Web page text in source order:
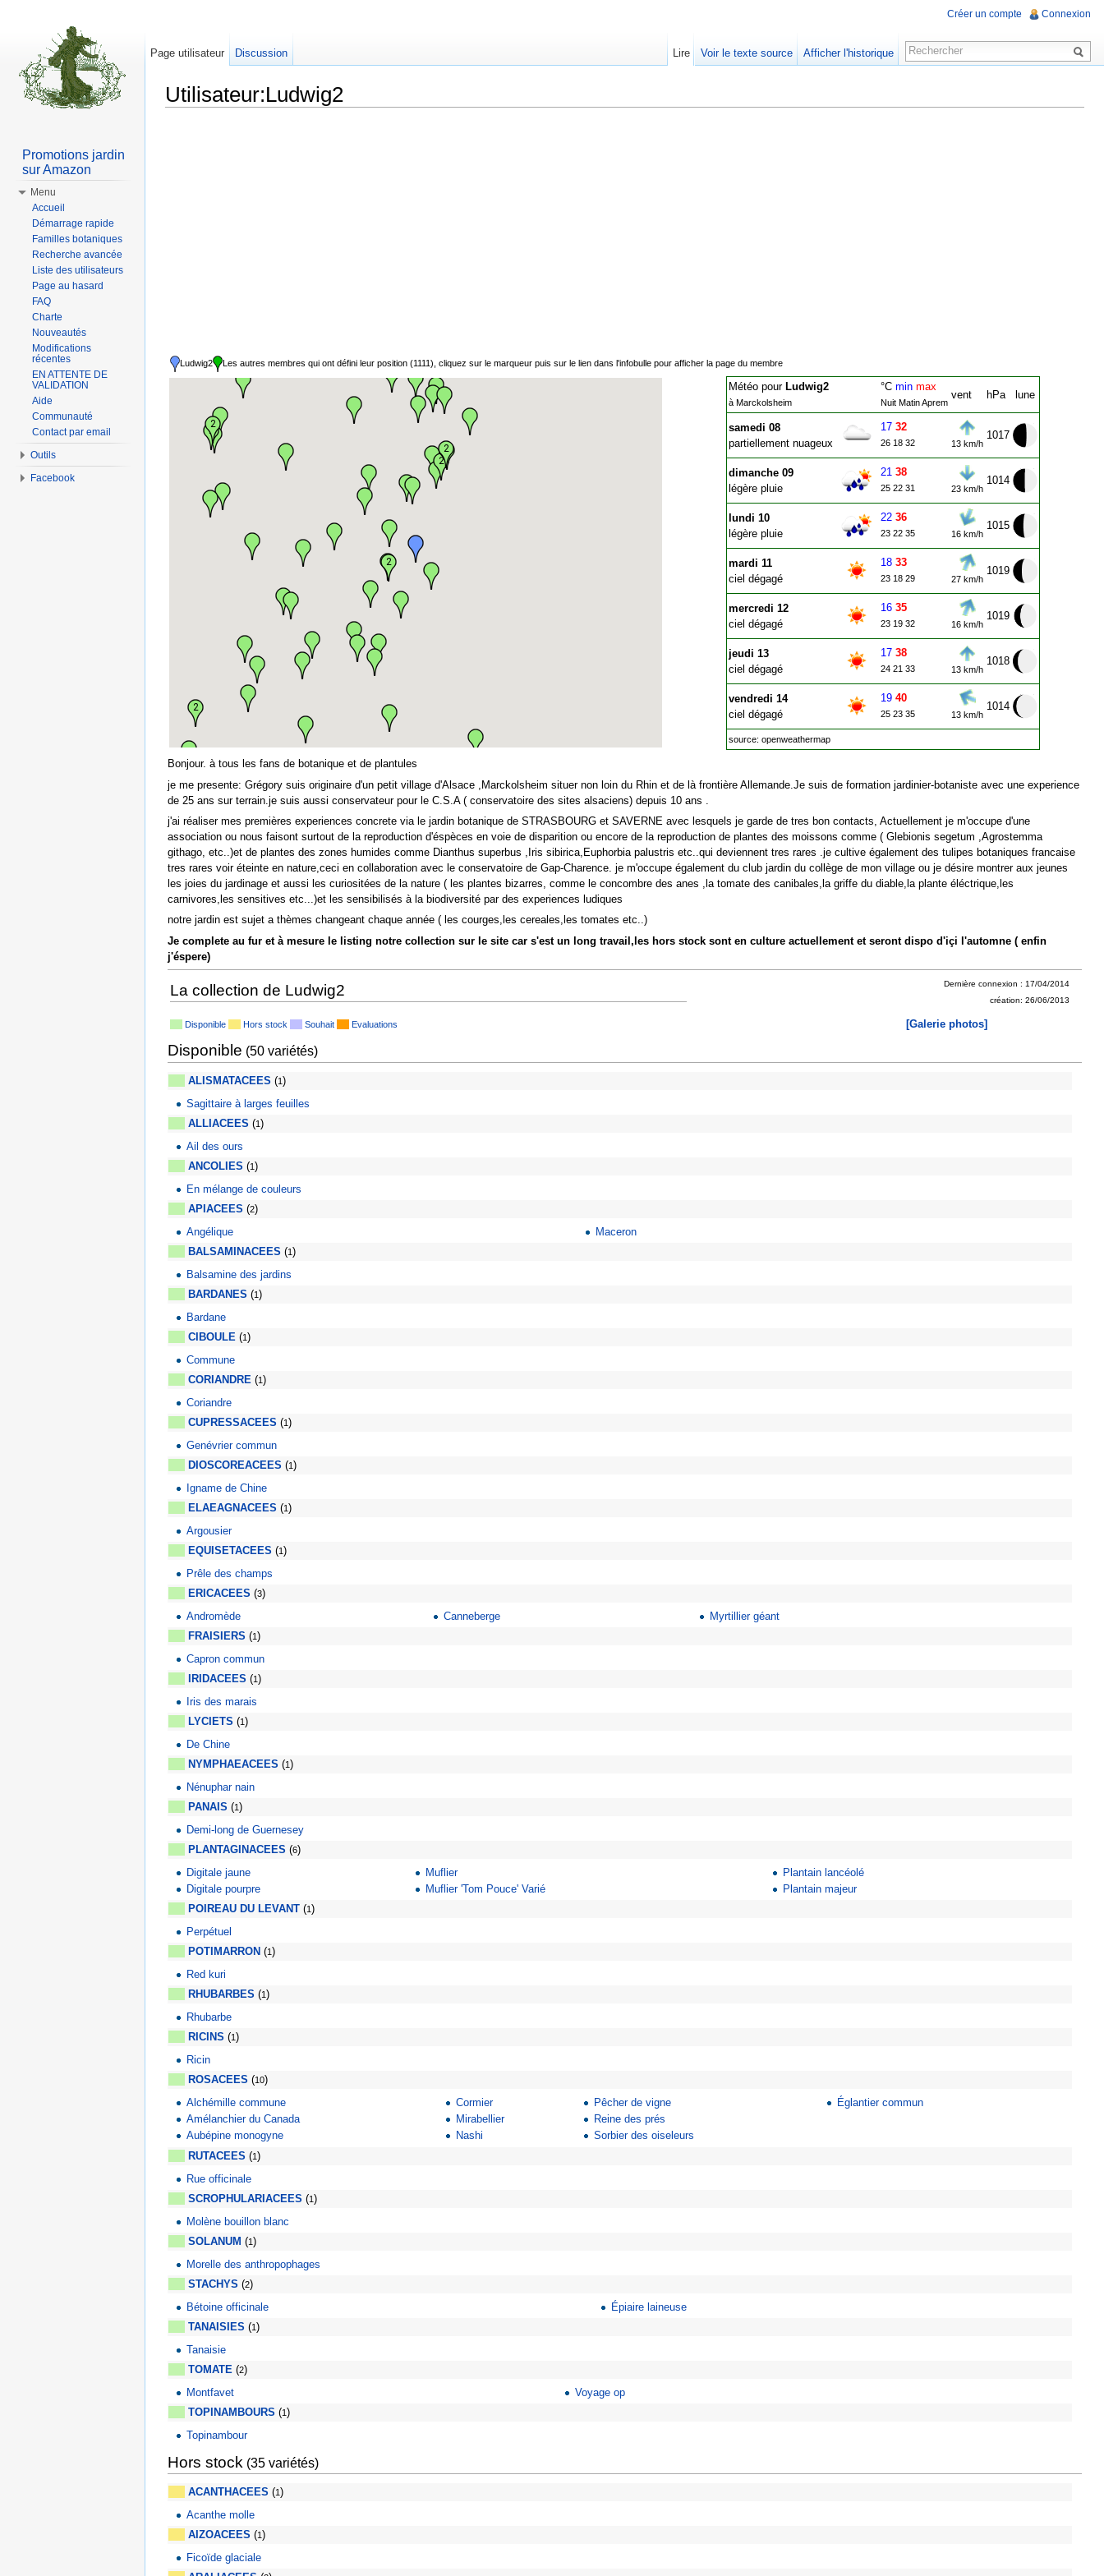
Utilisateur:Ludwig2
Ludwig2 Les autres membres qui ont défini leur position (1111), cliquez sur le marqueur puis sur le lien dans l'infobulle pour afficher la page du membre
2
2
2
2
2
2
2
2
Météo pour Ludwig2
à Marckolsheim
°C min max
Nuit Matin Aprem
vent hPa lune
samedi 08
partiellement nuageux
17 32
26 18 32 13 km/h
1017
dimanche 09
légère pluie
21 38
25 22 31 23 km/h
1014
lundi 10
légère pluie
22 36
23 22 35 16 km/h
1015
mardi 11
ciel dégagé
18 33
23 18 29 27 km/h
1019
mercredi 12
ciel dégagé
16 35
23 19 32 16 km/h
1019
jeudi 13
ciel dégagé
17 38
24 21 33 13 km/h
1018
vendredi 14
ciel dégagé
19 40
25 23 35 13 km/h
1014
source: openweathermap
Bonjour. à tous les fans de botanique et de plantules
je me presente: Grégory suis originaire d'un petit village d'Alsace ,Marckolsheim situer non loin du Rhin et de là frontière Allemande.Je suis de formation jardinier-botaniste avec une experience
de 25 ans sur terrain.je suis aussi conservateur pour le C.S.A ( conservatoire des sites alsaciens) depuis 10 ans .
j'ai réaliser mes premières experiences concrete via le jardin botanique de STRASBOURG et SAVERNE avec lesquels je garde de tres bon contacts, Actuellement je m'occupe d'une
association ou nous faisont surtout de la reproduction d'éspèces en voie de disparition ou encore de la reproduction de plantes des moissons comme ( Glebionis segetum ,Agrostemma
githago, etc..)et de plantes des zones humides comme Dianthus superbus ,Iris sibirica,Euphorbia palustris etc..qui deviennent tres rares .je cultive également des tulipes botaniques francaise
tres rares voir éteinte en nature,ceci en collaboration avec le conservatoire de Gap-Charence. je m'occupe également du club jardin du collège de mon village ou je désire montrer aux jeunes
les joies du jardinage et aussi les curiositées de la nature ( les plantes bizarres, comme le concombre des anes ,la tomate des canibales,la griffe du diable,la plante éléctrique,les
carnivores,les sensitives etc...)et les sensibilisés à la biodiversité par des experiences ludiques
notre jardin est sujet a thèmes changeant chaque année ( les courges,les cereales,les tomates etc..)
Je complete au fur et à mesure le listing notre collection sur le site car s'est un long travail,les hors stock sont en culture actuellement et seront dispo d'içi l'automne ( enfin
j'éspere)
La collection de Ludwig2
Dernière connexion : 17/04/2014
création: 26/06/2013
Disponible Hors stock Souhait Evaluations [Galerie photos]
Disponible (50 variétés)
ALISMATACEES (1)
Sagittaire à larges feuilles
ALLIACEES (1)
Ail des ours
ANCOLIES (1)
En mélange de couleurs
APIACEES (2)
Angélique
Maceron
BALSAMINACEES (1)
Balsamine des jardins
BARDANES (1)
Bardane
CIBOULE (1)
Commune
CORIANDRE (1)
Coriandre
CUPRESSACEES (1)
Genévrier commun
DIOSCOREACEES (1)
Igname de Chine
ELAEAGNACEES (1)
Argousier
EQUISETACEES (1)
Prêle des champs
ERICACEES (3)
Andromède
Canneberge
Myrtillier géant
FRAISIERS (1)
Capron commun
IRIDACEES (1)
Iris des marais
LYCIETS (1)
De Chine
NYMPHAEACEES (1)
Nénuphar nain
PANAIS (1)
Demi-long de Guernesey
PLANTAGINACEES (6)
Digitale jaune
Digitale pourpre
Muflier
Muflier 'Tom Pouce' Varié
Plantain lancéolé
Plantain majeur
POIREAU DU LEVANT (1)
Perpétuel
POTIMARRON (1)
Red kuri
RHUBARBES (1)
Rhubarbe
RICINS (1)
Ricin
ROSACEES (10)
Alchémille commune
Amélanchier du Canada
Aubépine monogyne
Cormier
Mirabellier
Nashi
Pêcher de vigne
Reine des prés
Sorbier des oiseleurs
Églantier commun
RUTACEES (1)
Rue officinale
SCROPHULARIACEES (1)
Molène bouillon blanc
SOLANUM (1)
Morelle des anthropophages
STACHYS (2)
Bétoine officinale
Épiaire laineuse
TANAISIES (1)
Tanaisie
TOMATE (2)
Montfavet
Voyage op
TOPINAMBOURS (1)
Topinambour
Hors stock (35 variétés)
ACANTHACEES (1 )
Acanthe molle
AIZOACEES (1 )
Ficoïde glaciale
Créer un compte Connexion
Page utilisateur Discussion Lire Voir le texte source Afficher l'historique
Promotions jardin
sur Amazon
Menu
Accueil
Démarrage rapide
Familles botaniques
Recherche avancée
Liste des utilisateurs
Page au hasard
FAQ
Charte
Nouveautés
Modifications
récentes
EN ATTENTE DE
VALIDATION
Aide
Communauté
Contact par email
Outils
Facebook